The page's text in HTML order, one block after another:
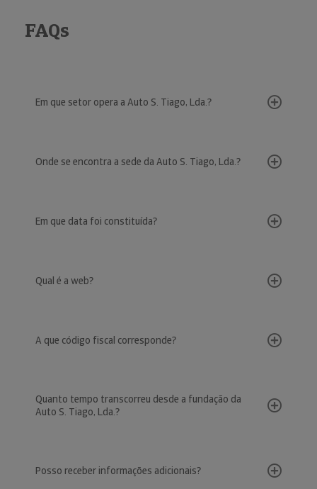
FAQs
Em que setor opera a Auto S. Tiago, Lda.?
Onde se encontra a sede da Auto S. Tiago, Lda.?
Em que data foi constituída?
Qual é a web?
A que código fiscal corresponde?
Quanto tempo transcorreu desde a fundação da
Auto S. Tiago, Lda.?
Posso receber informações adicionais?